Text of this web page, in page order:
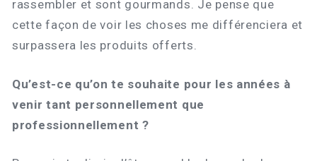
rassembler et sont gourmands. Je pense que
cette façon de voir les choses me différenciera et
surpassera les produits offerts.
Qu’est-ce qu’on te souhaite pour les années à
venir tant personnellement que
professionnellement ?